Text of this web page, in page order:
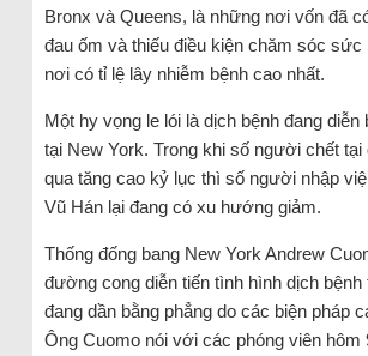
Bronx và Queens, là những nơi vốn đã
đau ốm và thiếu điều kiện chăm sóc sức
nơi có tỉ lệ lây nhiễm bệnh cao nhất.
Một hy vọng le lói là dịch bệnh đang diễn
tại New York. Trong khi số người chết tại
qua tăng cao kỷ lục thì số người nhập
Vũ Hán lại đang có xu hướng giảm.
Thống đống bang New York Andrew
đường cong diễn tiến tình hình dịch bệnh
đang dần bằng phẳng do các biện pháp
Ông Cuomo nói với các phóng viên hôm